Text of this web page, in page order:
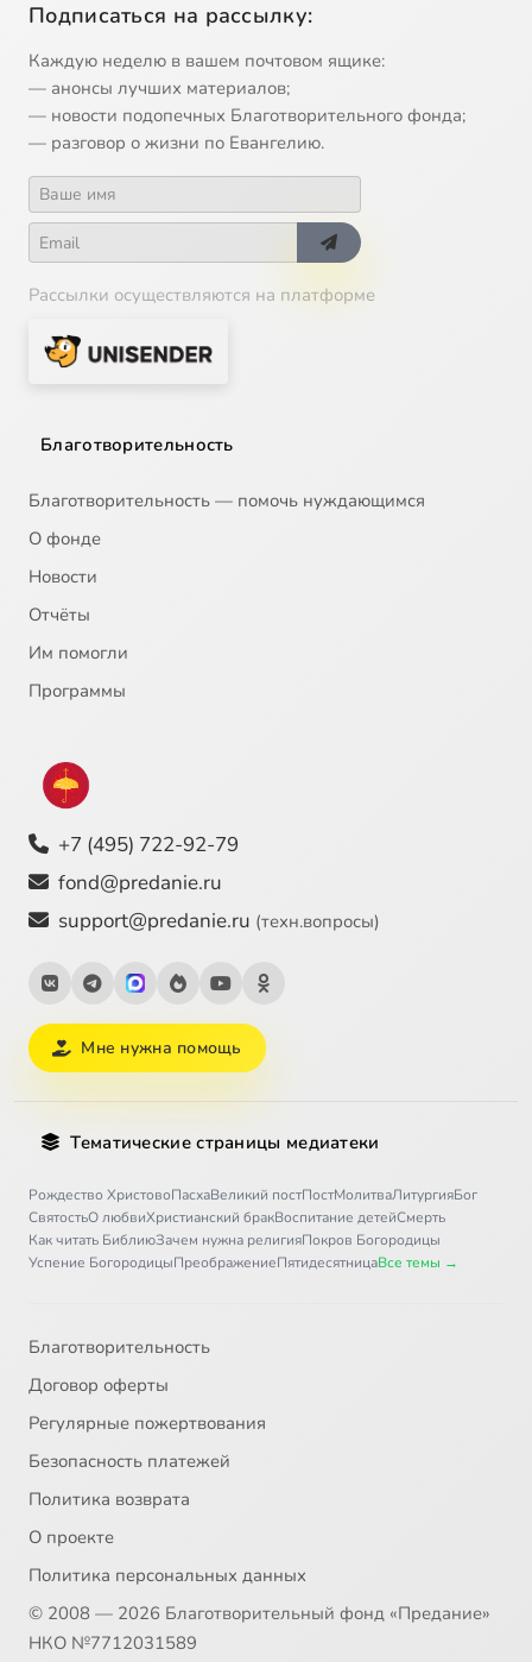
Подписаться на рассылку:
Каждую неделю в вашем почтовом ящике:
— анонсы лучших материалов;
— новости подопечных Благотворительного фонда;
— разговор о жизни по Евангелию.
Рассылки осуществляются на платформе
Благотворительность
Благотворительность — помочь нуждающимся
О фонде
Новости
Отчёты
Им помогли
Программы
+7 (495) 722-92-79
fond@predanie.ru
support@predanie.ru (техн.вопросы)
Мне нужна помощь
Тематические страницы медиатеки
Рождество ХристовоПасхаВеликий постПостМолитваЛитургияБог
СвятостьО любвиХристианский бракВоспитание детейСмерть
Как читать БиблиюЗачем нужна религияПокров Богородицы
Успение БогородицыПреображениеПятидесятницаВсе темы →
Благотворительность
Договор оферты
Регулярные пожертвования
Безопасность платежей
Политика возврата
О проекте
Политика персональных данных
© 2008 — 2026 Благотворительный фонд «Предание»
НКО №7712031589